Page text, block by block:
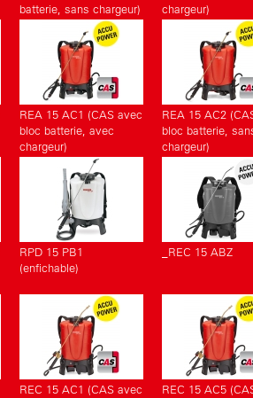
batterie, sans chargeur)
chargeur)
REA 15 AC1 (CAS avec
bloc batterie, avec
chargeur)
REA 15 AC2
bloc batterie,
chargeur)
RPD 15 PB1
(enfichable)
_REC 15 ABZ
REC 15 AC1 (CAS avec
REC 15 AC5